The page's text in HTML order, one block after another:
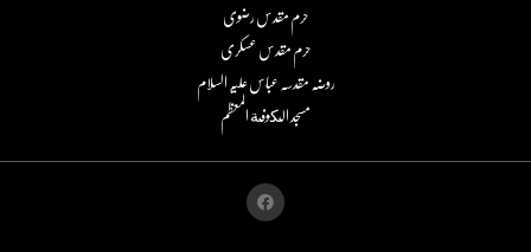
حرم مقدس رضوی
حرم مقدس عسکری
روضہ مقدسہ عباس علیہ السلام
مسجد الكوفة المعظم